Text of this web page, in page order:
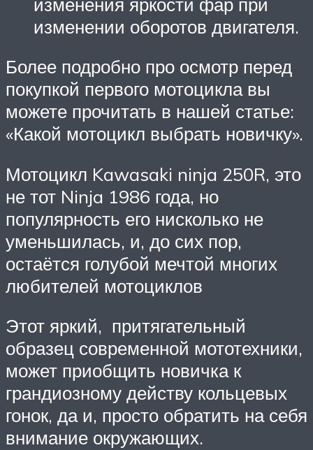
изменении оборотов двигателя.
Более подробно про осмотр перед
покупкой первого мотоцикла вы
можете прочитать в нашей статье:
«Какой мотоцикл выбрать новичку».
Мотоцикл Kawasaki ninja 250R, это
не тот Ninja 1986 года, но
популярность его нисколько не
уменьшилась, и, до сих пор,
остаётся голубой мечтой многих
любителей мотоциклов
Этот яркий, притягательный
образец современной мототехники,
может приобщить новичка к
грандиозному действу кольцевых
гонок, да и, просто обратить на себя
внимание окружающих.